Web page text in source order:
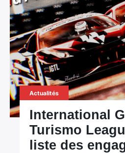
Actualités
International
Turismo
liste des